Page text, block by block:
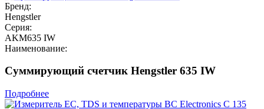
Бренд:
Hengstler
Серия:
AKM635 IW
Наименование:
Суммирующий счетчик Hengstler 635 IW
Подробнее